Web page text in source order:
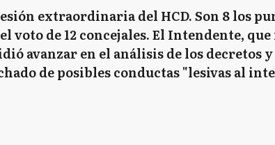
extraordinaria del HCD. Son 8 los
voto de 12 concejales. El Intendente,
avanzar en el análisis de los decretos
de posibles conductas "lesivas al